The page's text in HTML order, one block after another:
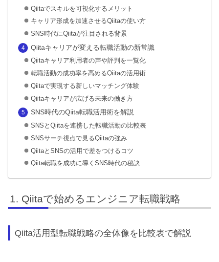
Qiitaでスキルを可視化するメリット
キャリア形成を加速させるQiitaの使い方
SNS時代にQiitaが注目される背景
Qiitaキャリアが変える転職活動の新常識
Qiitaキャリア利用者の声や評判を一覧化
転職活動の成功率を高めるQiitaの活用術
Qiitaで実現する新しいマッチング体験
Qiitaキャリアが広げる未来の働き方
SNS時代のQiita転職活用術を解説
SNSとQiitaを連携した転職活動の比較表
SNSサーチ視点で見るQiitaの強み
QiitaとSNSの活用で差をつけるコツ
Qiita転職を成功に導くSNS時代の秘訣
Qiitaで始めるエンジニア転職戦略
Qiita活用型転職戦略の全体像を比較表で解説